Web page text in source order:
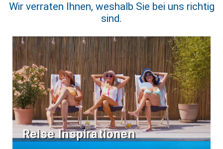
Wir verraten Ihnen, weshalb Sie bei uns richtig
sind.
Reise Inspirationen